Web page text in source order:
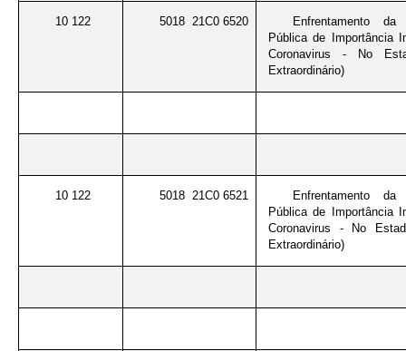
10 122 5018 21C0 6520
Enfrentamento
Pública de Importância
Coronavirus - No
Extraordinário)
10 122 5018 21C0 6521
Enfrentamento
Pública de Importância
Coronavirus - No
Extraordinário)